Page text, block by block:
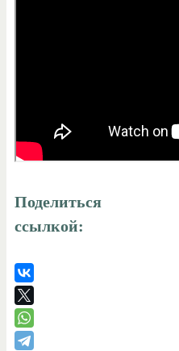
Поделиться
ссылкой: